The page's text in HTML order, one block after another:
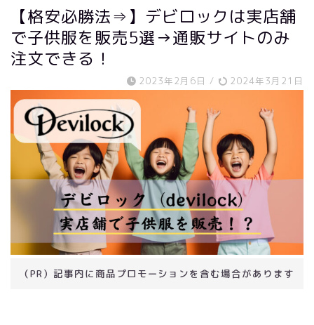
【格安必勝法⇒】デビロックは実店舗
で子供服を販売5選→通販サイトのみ
注文できる！
2023年2月6日 / 2024年3月21日
（PR）記事内に商品プロモーションを含む場合があります